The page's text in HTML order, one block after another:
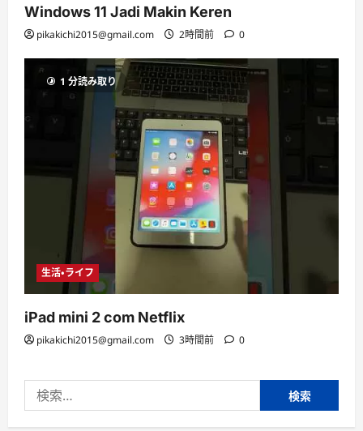
Windows 11 Jadi Makin Keren
pikakichi2015@gmail.com 2時間前 0
1 分読み取り
生活・ライフ
iPad mini 2 com Netflix
pikakichi2015@gmail.com 3時間前 0
索: